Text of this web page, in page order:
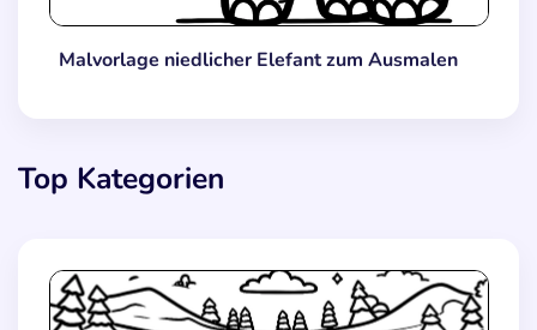
Malvorlage niedlicher Elefant zum Ausmalen
Top Kategorien